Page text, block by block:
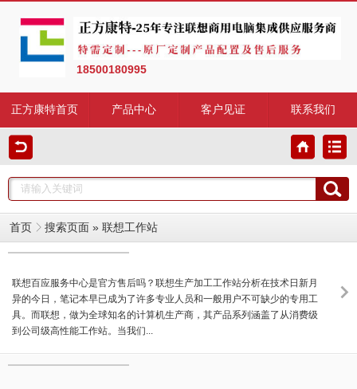
18500180995
正方康特首页 产品中心 客户见证 联系我们
首页 搜索页面 » 联想工作站
联想百应服务中心是官方售后吗？联想生产加工工作站分析在技术日新月
异的今日，笔记本早已成为了许多专业人员和一般用户不可缺少的专用工
具。而联想，做为全球知名的计算机生产商，其产品系列涵盖了从消费级
到公司级高性能工作站。当我们...